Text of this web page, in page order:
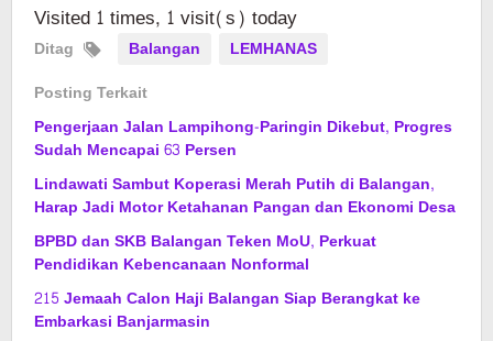
Visited 1 times, 1 visit(s) today
Ditag Balangan
LEMHANAS
Posting Terkait
Pengerjaan Jalan Lampihong-Paringin Dikebut, Progres
Sudah Mencapai 63 Persen
Lindawati Sambut Koperasi Merah Putih di Balangan,
Harap Jadi Motor Ketahanan Pangan dan Ekonomi Desa
BPBD dan SKB Balangan Teken MoU, Perkuat
Pendidikan Kebencanaan Nonformal
215 Jemaah Calon Haji Balangan Siap Berangkat ke
Embarkasi Banjarmasin